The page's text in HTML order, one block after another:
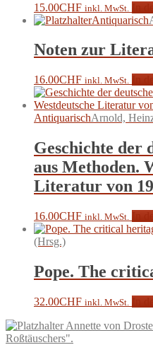
15.00CHF inkl. MwSt.
Antiquarisch
Noten zur
16.00CHF inkl. MwSt.
AntiquarischArnold,
Geschichte der
aus Methoden.
Literatur von
16.00CHF inkl. MwSt.
(Hrsg.)
Pope. The
32.00CHF inkl. MwSt.
Annette von
Roßtäuschers".